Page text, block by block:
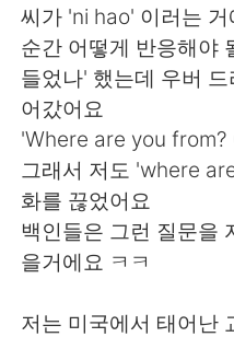
씨가 'ni hao' 이러는 거
순간 어떻게 반응해야
들었나' 했는데 우버
어갔어요
'Where are you from?
그래서 저도 'where
화를 끊었어요
백인들은 그런 질문을
을거에요 ㅋㅋ
저는 미국에서 태어난